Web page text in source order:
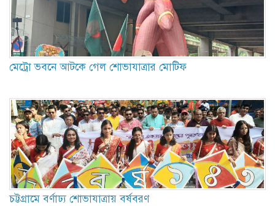
মেট্রো ভবনে আটকে গেল শোভাযাত্রার মোটিফ
চট্টগ্রামে বর্ণাঢ্য শোভাযাত্রায় বর্ষবরণ